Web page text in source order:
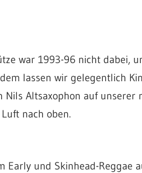
war 1993-96 nicht dabei,
lassen wir gelegentlich
Nils Altsaxophon auf unserer
nach oben.
Early und Skinhead-Reggae